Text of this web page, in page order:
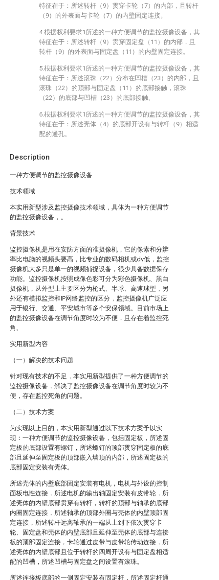
Description
一种方便调节的监控摄像设备
技术领域
本实用新型涉及监控摄像技术领域，具体为一种方便调节
的监控摄像设备，。
背景技术
监控摄像机是用在安防方面的准摄像机，它的像素和分辨
率比电脑的视频头要高，比专业的数码相机或dv低，监控
摄像机大多只是单一的视频捕捉设备，很少具备数据保存
功能。监控摄像机按照成像色彩可分为彩色摄像机、黑白
摄像机，从外型上主要区分为枪式、半球、高速球型，另
外还有模拟监控和IP网络监控的区分，监控摄像机广泛应
用于银行、交通、平安城市等多个安保领域。目前市场上
的监控摄像设备在调节角度时较为不便，且存在着监控死
角。
实用新型内容
（一）解决的技术问题
针对现有技术的不足，本实用新型提供了一种方便调节的
监控摄像设备，解决了监控摄像设备在调节角度时较为不
便，存在监控死角的问题。
（二）技术方案
为实现以上目的，本实用新型通过以下技术方案予以实
现：一种方便调节的监控摄像设备，包括固定板，所述固
定板的底部设置有螺钉，所述螺钉的顶部贯穿固定板的底
部且延伸至固定板的顶部嵌入墙顶的内部，所述固定板的
底部固定安装有壳体。
所述壳体的内壁底部固定安装有电机，电机与外设的控制
面板电性连接，所述电机的输出轴固定安装有皮带轮，所
述壳体的内壁底部贯穿有转杆，转杆的顶部与轴承的底部
内圈固定连接，所述轴承的顶部外圈与壳体的内壁顶部固
定连接，所述转杆远离轴承的一端从上到下依次贯穿卡
轮、固定盘和壳体的内壁底部且延伸至壳体的底部与连接
板的顶部固定连接，卡轮通过皮带与皮带轮传动连接，所
述壳体的内壁底部且位于转杆的四周开设有与固定盘相适
配的凹槽，所述凹槽与固定盘之间设置有滚珠。
所述连接板底部的一侧固定安装有固定杆，所述固定杆通
特征在于：所述转杆（9）贯穿卡轮（7）的内部，且转杆
（9）的外表面与卡轮（7）的内壁固定连接。
4.根据权利要求1所述的一种方便调节的监控摄像设备，其
特征在于：所述转杆（9）贯穿固定盘（11）的内部，且
转杆（9）的外表面与固定盘（11）的内壁固定连接。
5.根据权利要求1所述的一种方便调节的监控摄像设备，其
特征在于：所述滚珠（22）分布在凹槽（23）的内部，且
滚珠（22）的顶部与固定盘（11）的底部接触，滚珠
（22）的底部与凹槽（23）的底部接触。
6.根据权利要求1所述的一种方便调节的监控摄像设备，其
特征在于：所述壳体（4）的底部开设有与转杆（9）相适
配的通孔。